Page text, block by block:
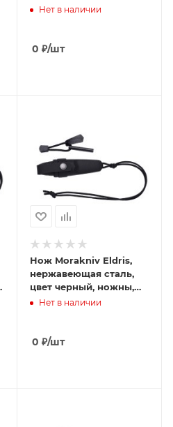
шнурок, огниво, 13522
Нет в наличии
0 ₽/шт
Нож Morakniv Eldris,
нержавеющая сталь,
цвет черный, ножны,
шнурок, огниво, 13525
Нет в наличии
0 ₽/шт